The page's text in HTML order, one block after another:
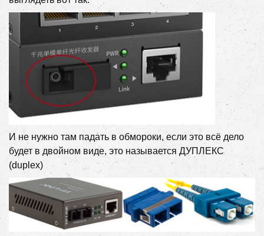
И не нужно там падать в обмороки, если это всё дело
будет в двойном виде, это называется ДУПЛЕКС
(duplex)